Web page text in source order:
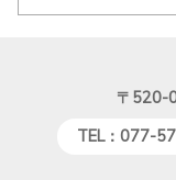
〒520-
TEL：077-